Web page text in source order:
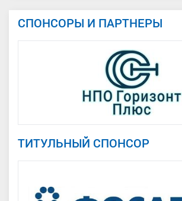
СПОНСОРЫ И ПАРТНЕРЫ
ТИТУЛЬНЫЙ СПОНСОР